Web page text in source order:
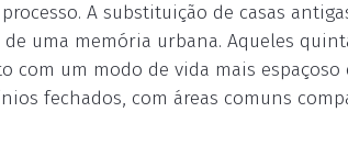
A substituição de casas
uma memória urbana. Aqueles
com um modo de vida mais espaçoso
fechados, com áreas comuns